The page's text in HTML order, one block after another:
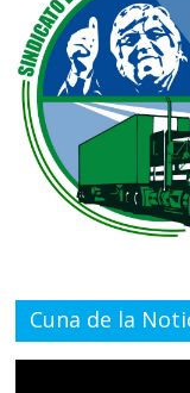
Cuna de la